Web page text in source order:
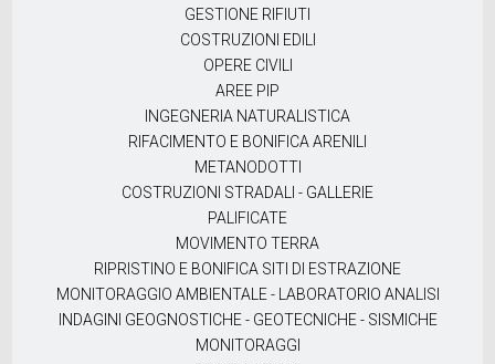
GESTIONE RIFIUTI
COSTRUZIONI EDILI
OPERE CIVILI
AREE PIP
INGEGNERIA NATURALISTICA
RIFACIMENTO E BONIFICA ARENILI
METANODOTTI
COSTRUZIONI STRADALI - GALLERIE
PALIFICATE
MOVIMENTO TERRA
RIPRISTINO E BONIFICA SITI DI ESTRAZIONE
MONITORAGGIO AMBIENTALE - LABORATORIO ANALISI
INDAGINI GEOGNOSTICHE - GEOTECNICHE - SISMICHE
MONITORAGGI